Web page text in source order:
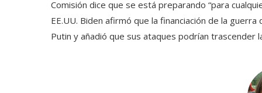
Comisión dice que se está preparando “para
EE.UU. Biden afirmó que la financiación de la
Putin y añadió que sus ataques podrían